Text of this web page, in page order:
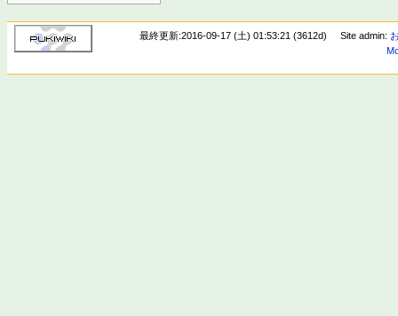
最終更新:2016-09-17 (土) 01:53:21 (3612d) Site admin: